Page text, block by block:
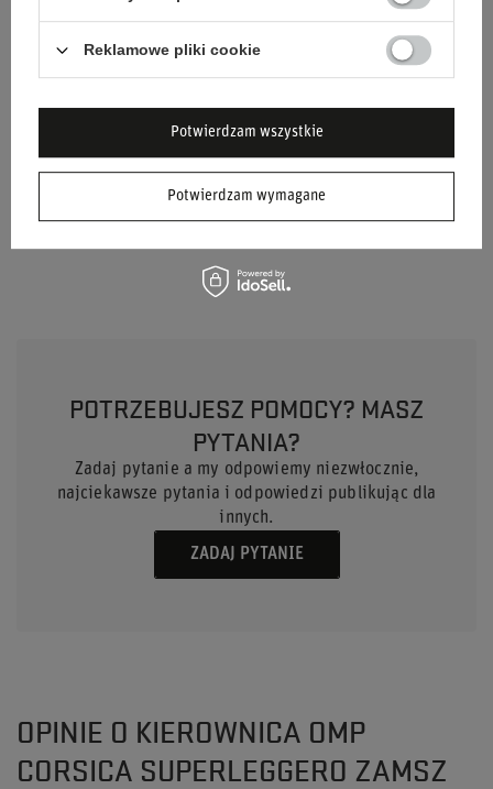
Kolor Czarny
Średnica 350 mm
Unisex
POTRZEBUJESZ POMOCY? MASZ
PYTANIA?
Zadaj pytanie a my odpowiemy niezwłocznie,
najciekawsze pytania i odpowiedzi publikując dla
innych.
ZADAJ PYTANIE
OPINIE O KIEROWNICA OMP
CORSICA SUPERLEGGERO ZAMSZ
Reklamowe pliki cookie
Potwierdzam wymagane
Potwierdzam wszystkie